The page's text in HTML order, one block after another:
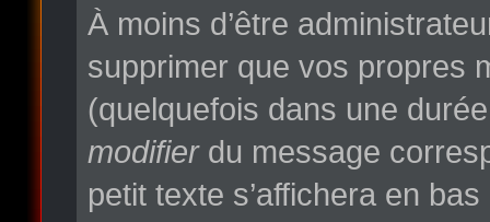
À moins d’être
supprimer que vos propres
(quelquefois dans une
modifierdu message
petit texte s’affichera en